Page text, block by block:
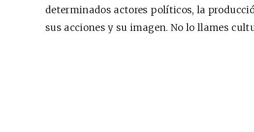
determinados actores políticos, la
sus acciones y su imagen. No lo llames